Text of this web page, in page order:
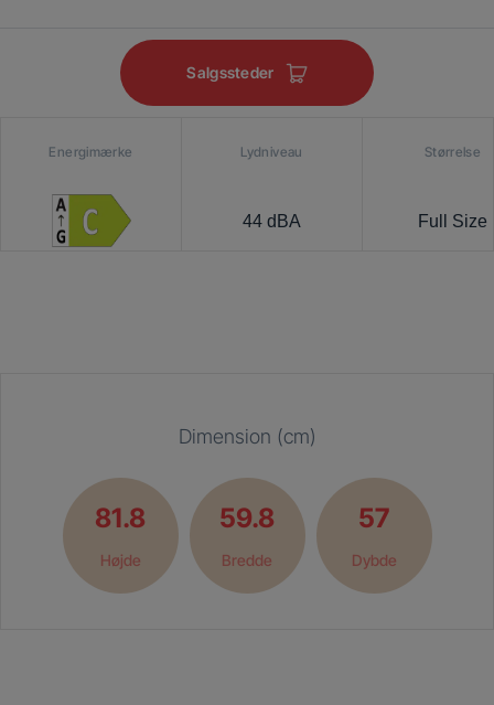
Salgssteder
Energimærke Lydniveau
44 dBA
Størrelse
Full Size
Dimension (cm)
81.8
Højde
59.8
Bredde
57
Dybde